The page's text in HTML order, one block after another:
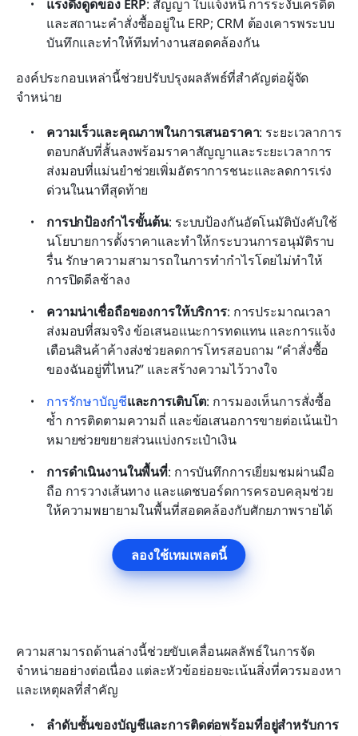
แรงดึงดูดของ ERP: สัญญา ใบแจ้งหนี้ การระงับเครดิต
และสถานะคำสั่งซื้ออยู่ใน ERP; CRM ต้องเคารพระบบ
บันทึกและทำให้ทีมทำงานสอดคล้องกัน
องค์ประกอบเหล่านี้ช่วยปรับปรุงผลลัพธ์ที่สำคัญต่อผู้จัด
จำหน่าย
ความเร็วและคุณภาพในการเสนอราคา: ระยะเวลาการ
ตอบกลับที่สั้นลงพร้อมราคาสัญญาและระยะเวลาการ
ส่งมอบที่แม่นยำช่วยเพิ่มอัตราการชนะและลดการเร่ง
ด่วนในนาทีสุดท้าย
การปกป้องกำไรขั้นต้น: ระบบป้องกันอัตโนมัติบังคับใช้
นโยบายการตั้งราคาและทำให้กระบวนการอนุมัติราบ
รื่น รักษาความสามารถในการทำกำไรโดยไม่ทำให้
การปิดดีลช้าลง
ความน่าเชื่อถือของการให้บริการ: การประมาณเวลา
ส่งมอบที่สมจริง ข้อเสนอแนะการทดแทน และการแจ้ง
เตือนสินค้าค้างส่งช่วยลดการโทรสอบถาม “คำสั่งซื้อ
ของฉันอยู่ที่ไหน?” และสร้างความไว้วางใจ
การรักษาบัญชีและการเติบโต: การมองเห็นการสั่งซื้อ
ซ้ำ การติดตามความถี่ และข้อเสนอการขายต่อเน้นเป้า
หมายช่วยขยายส่วนแบ่งกระเป๋าเงิน
การดำเนินงานในพื้นที่: การบันทึกการเยี่ยมชมผ่านมือ
ถือ การวางเส้นทาง และแดชบอร์ดการครอบคลุมช่วย
ให้ความพยายามในพื้นที่สอดคล้องกับศักยภาพรายได้
ลองใช้เทมเพลตนี้
ความสามารถด้านล่างนี้ช่วยขับเคลื่อนผลลัพธ์ในการจัด
จำหน่ายอย่างต่อเนื่อง แต่ละหัวข้อย่อยจะเน้นสิ่งที่ควรมองหา
และเหตุผลที่สำคัญ
ลำดับชั้นของบัญชีและการติดต่อพร้อมที่อยู่สำหรับการ